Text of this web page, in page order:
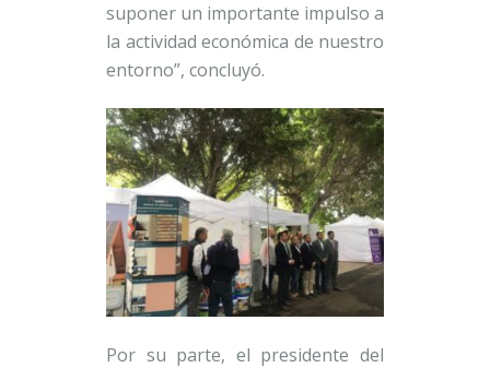
suponer un importante impulso a
la actividad económica de nuestro
entorno”, concluyó.
Por su parte, el presidente del